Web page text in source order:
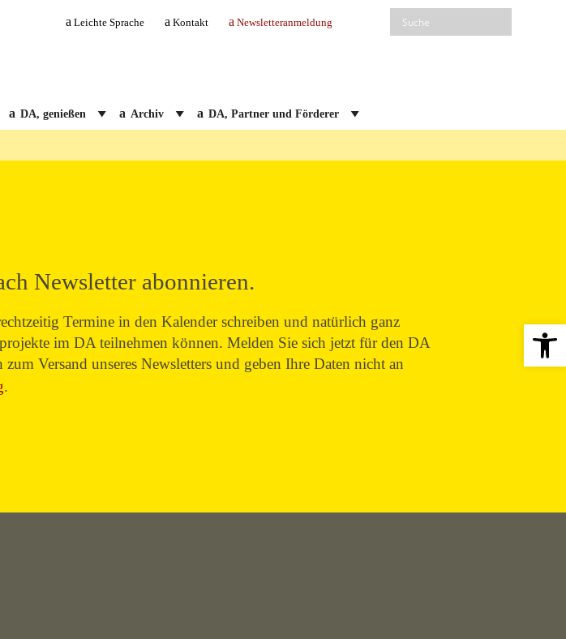
Leichte Sprache Kontakt Newsletteranmeldung
DA, genießen Archiv DA, Partner und Förderer
Newsletter abonnieren.
Termine in den Kalender schreiben und natürlich ganz
im DA teilnehmen können. Melden Sie sich jetzt für den DA
Versand unseres Newsletters und geben Ihre Daten nicht an
.